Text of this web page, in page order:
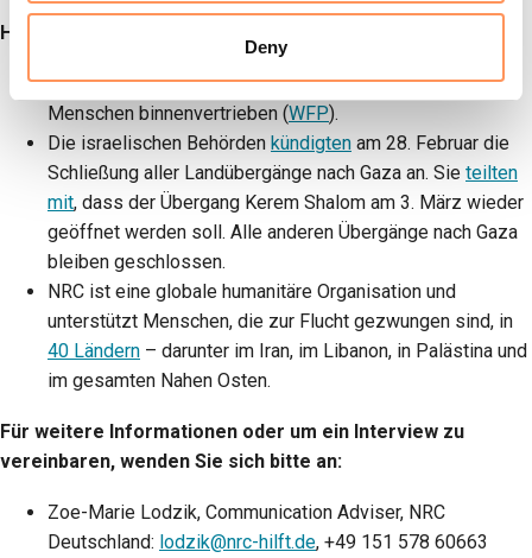
Deny
Hinweise für die Redaktionen:
Seit der Eskalation wurden im Libanon mehr als 65.000
Menschen binnenvertrieben (WFP).
Die israelischen Behörden kündigten am 28. Februar die
Schließung aller Landübergänge nach Gaza an. Sie teilten
mit, dass der Übergang Kerem Shalom am 3. März wieder
geöffnet werden soll. Alle anderen Übergänge nach Gaza
bleiben geschlossen.
NRC ist eine globale humanitäre Organisation und
unterstützt Menschen, die zur Flucht gezwungen sind, in
40 Ländern – darunter im Iran, im Libanon, in Palästina und
im gesamten Nahen Osten.
Für weitere Informationen oder um ein Interview zu
vereinbaren, wenden Sie sich bitte an:
Zoe-Marie Lodzik, Communication Adviser, NRC
Deutschland: lodzik@nrc-hilft.de, +49 151 578 60663